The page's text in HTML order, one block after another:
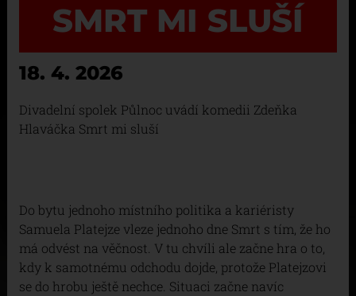
SMRT MI SLUŠÍ
18. 4. 2026
Divadelní spolek Půlnoc uvádí komedii Zdeňka
Hlaváčka Smrt mi sluší
Do bytu jednoho místního politika a kariéristy
Samuela Platejze vleze jednoho dne Smrt s tím, že ho
má odvést na věčnost. V tu chvíli ale začne hra o to,
kdy k samotnému odchodu dojde, protože Platejzovi
se do hrobu ještě nechce. Situaci začne navíc